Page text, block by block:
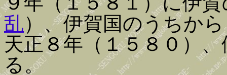
乱）、伊賀国のうちか
天正８年（１５８０）
る。